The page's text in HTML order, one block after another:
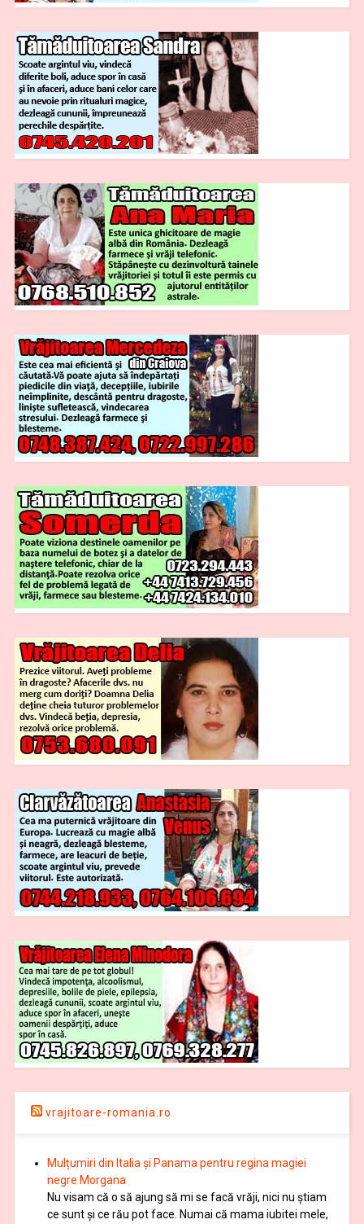
vrajitoare-romania.ro
Mulțumiri din Italia și Panama pentru regina magiei
negre Morgana
Nu visam că o să ajung să mi se facă vrăji, nici nu știam
ce sunt și ce rău pot face. Numai că mama iubitei mele,